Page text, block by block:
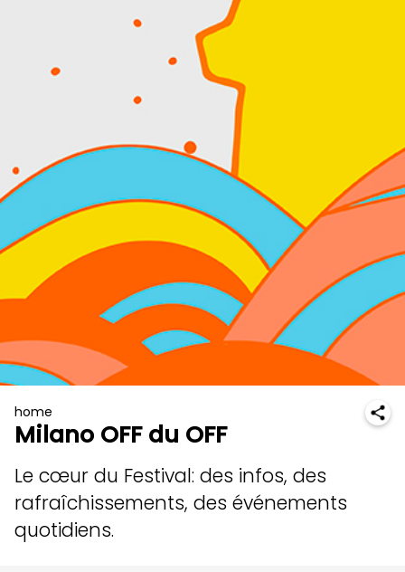
home
Milano OFF du OFF
Le cœur du Festival: des infos, des
rafraîchissements, des événements
quotidiens.